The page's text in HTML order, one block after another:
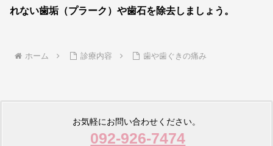
れない歯垢（プラーク）や歯石を除去しましょう。
ホーム 診療内容 歯や歯ぐきの痛み
お気軽にお問い合わせください。
092-926-7474